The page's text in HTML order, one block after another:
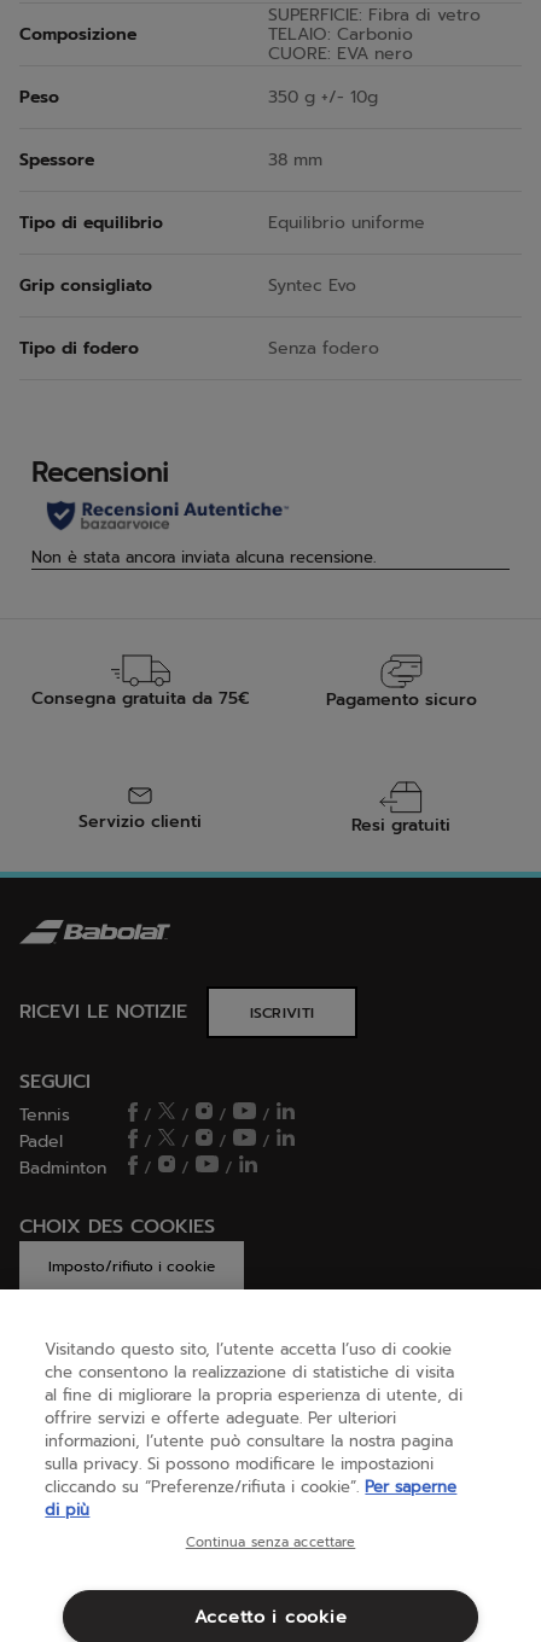
Composizione
SUPERFICIE: Fibra di vetro
TELAIO: Carbonio
CUORE: EVA nero
Peso
350 g +/- 10g
Spessore 38 mm
Tipo di equilibrio Equilibrio uniforme
Grip consigliato Syntec Evo
Tipo di fodero Senza fodero
Consegna gratuita da 75€ Pagamento sicuro
Servizio clienti Resi gratuiti
RICEVI LE NOTIZIE ISCRIVITI
SEGUICI
Tennis / / /
/
Padel
/ / /
/
Badminton
/ / /
CHOIX DES COOKIES
Imposto/rifiuto i cookie
AIUTO
CHI SIAMO
Visitando questo sito, l’utente accetta l’uso di cookie
che consentono la realizzazione di statistiche di visita
al fine di migliorare la propria esperienza di utente, di
offrire servizi e offerte adeguate. Per ulteriori
informazioni, l’utente può consultare la nostra pagina
sulla privacy. Si possono modificare le impostazioni
cliccando su “Preferenze/rifiuta i cookie”. Per saperne
di più
Continua senza accettare
Accetto i cookie